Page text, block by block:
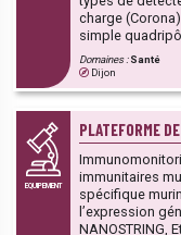
charge
simple
quadripôle/temps de vol
charge les
intégralité : activité de conseil dans la mise en place de
réalisation des
des
rendu des résultats, participation à la
résultats
scientifiques,
Domaines :Santé
Dijon
EQUIPEMENT
PLATEFORME
immunitaires murines et
spécifique murine et
l’expression
NANOSTRING, Etude tissulaire par immunohistochimie ou